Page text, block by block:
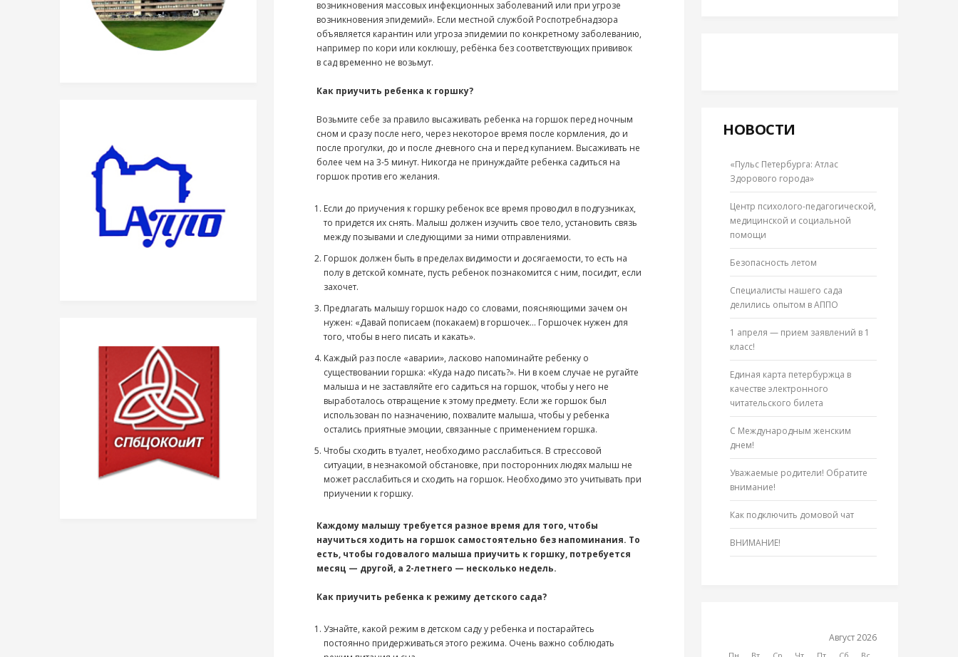
возникновения массовых инфекционных заболеваний или при угрозе
возникновения эпидемий». Если местной службой Роспотребнадзора
объявляется карантин или угроза эпидемии по конкретному заболеванию,
например по кори или коклюшу, ребёнка без соответствующих прививок
в сад временно не возьмут.
Как приучить ребенка к горшку?
Возьмите себе за правило высаживать ребенка на горшок перед ночным
сном и сразу после него, через некоторое время после кормления, до и
после прогулки, до и после дневного сна и перед купанием. Высаживать не
более чем на 3-5 минут. Никогда не принуждайте ребенка садиться на
горшок против его желания.
Если до приучения к горшку ребенок все время проводил в подгузниках,
то придется их снять. Малыш должен изучить свое тело, установить связь
между позывами и следующими за ними отправлениями.
Горшок должен быть в пределах видимости и досягаемости, то есть на
полу в детской комнате, пусть ребенок познакомится с ним, посидит, если
захочет.
Предлагать малышу горшок надо со словами, поясняющими зачем он
нужен: «Давай пописаем (покакаем) в горшочек… Горшочек нужен для
того, чтобы в него писать и какать».
Каждый раз после «аварии», ласково напоминайте ребенку о
существовании горшка: «Куда надо писать?». Ни в коем случае не ругайте
малыша и не заставляйте его садиться на горшок, чтобы у него не
выработалось отвращение к этому предмету. Если же горшок был
использован по назначению, похвалите малыша, чтобы у ребенка
остались приятные эмоции, связанные с применением горшка.
Чтобы сходить в туалет, необходимо расслабиться. В стрессовой
ситуации, в незнакомой обстановке, при посторонних людях малыш не
может расслабиться и сходить на горшок. Необходимо это учитывать при
приучении к горшку.
Каждому малышу требуется разное время для того, чтобы
научиться ходить на горшок самостоятельно без напоминания. То
есть, чтобы годовалого малыша приучить к горшку, потребуется
месяц — другой, а 2-летнего — несколько недель.
Как приучить ребенка к режиму детского сада?
Узнайте, какой режим в детском саду у ребенка и постарайтесь
постоянно придерживаться этого режима. Очень важно соблюдать
НОВОСТИ
«Пульс Петербурга: Атлас
Здорового города»
Центр психолого-педагогической,
медицинской и социальной
помощи
Безопасность летом
Специалисты нашего сада
делились опытом в АППО
1 апреля — прием заявлений в 1
класс!
Единая карта петербуржца в
качестве электронного
читательского билета
С Международным женским
днем!
Уважаемые родители! Обратите
внимание!
Как подключить домовой чат
ВНИМАНИЕ!
Август 2026